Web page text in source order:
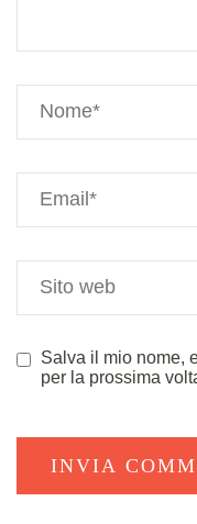
Salva il mio nome,
per la prossima